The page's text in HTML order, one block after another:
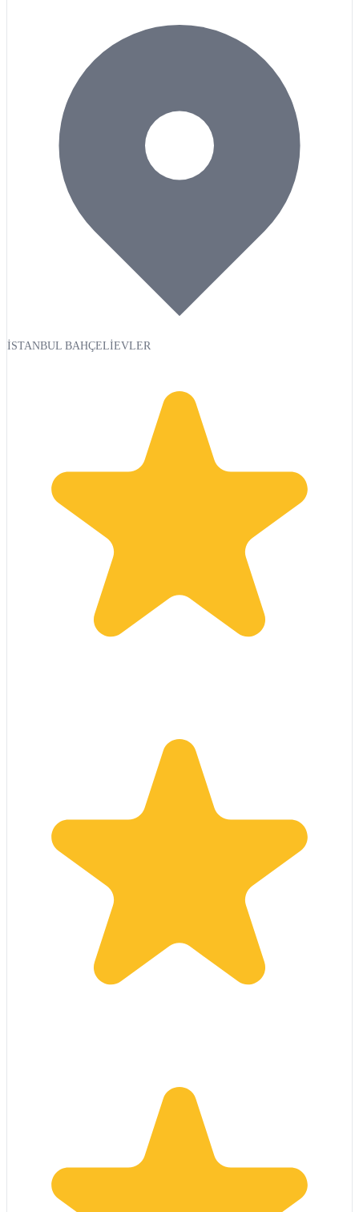
İSTANBUL BAHÇELİEVLER